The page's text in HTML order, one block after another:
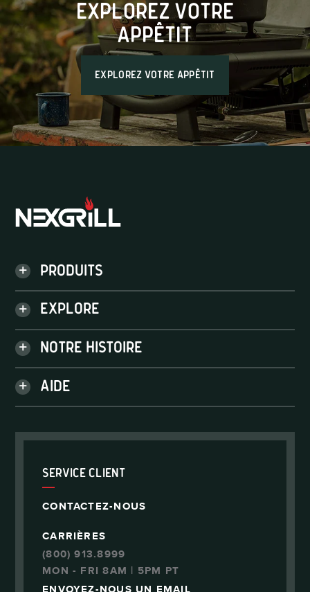
Explorez votre
appêtit
Explorez votre appêtit
Produits
ACCESSOIRES
PIÈCES
Explore
RECETTES
CONSEILS DE CUISSON
Notre histoire
Aide
ENREGISTREZ VOTRE BARBECUE
MANUELS D'INSTRUCTION
Service client
CONTACTEZ-NOUS
CARRIÈRES
(800) 913.8999
MON - FRI 8AM | 5PM PT